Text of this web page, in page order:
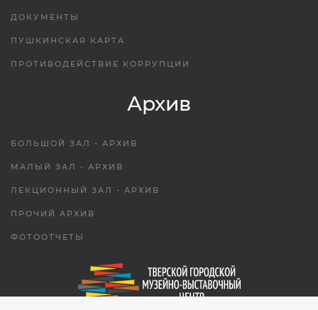
ДОКУМЕНТЫ
ПУШКИНСКАЯ КАРТА
ПРОТИВОДЕЙСТВИЕ КОРРУПЦИИ
Архив
БОЛЬШОЙ ЗАЛ - АРХИВ
МАЛЫЙ ЗАЛ - АРХИВ
ЛЕКЦИОННЫЙ ЗАЛ - АРХИВ
ПРОЧИЙ АРХИВ
ФОТООТЧЕТЫ